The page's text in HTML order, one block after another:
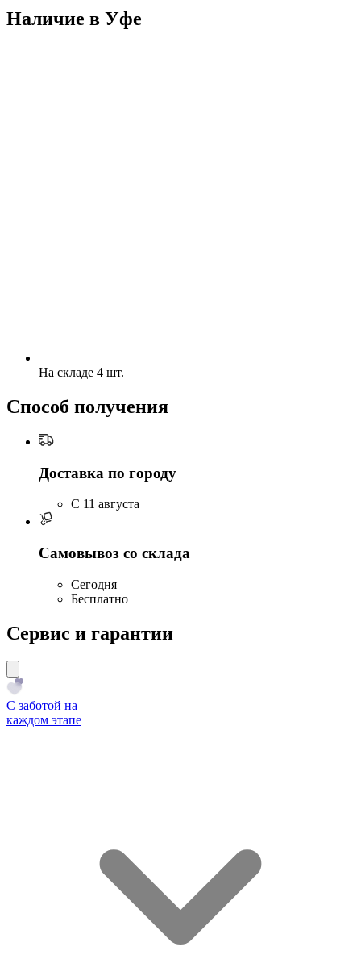
Наличие в Уфe
На складе 4 шт.
Способ получения
Доставка по городу
C 11 августа
Самовывоз со склада
Сегодня
Бесплатно
Сервис и гарантии
С заботой на
каждом этапе